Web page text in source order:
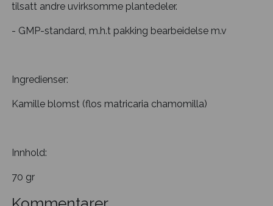
tilsatt andre uvirksomme plantedeler.
- GMP-standard, m.h.t pakking bearbeidelse m.v
Ingredienser:
Kamille blomst (flos matricaria chamomilla)
Innhold:
70 gr